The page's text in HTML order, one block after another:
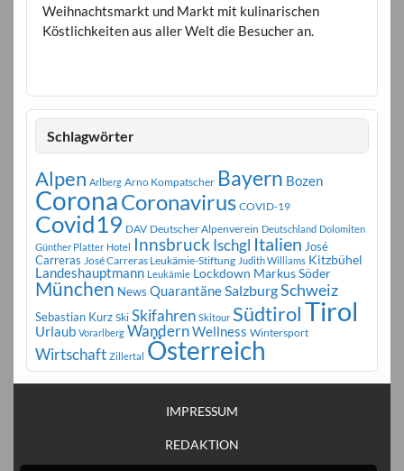
Weihnachtsmarkt und Markt mit kulinarischen
Köstlichkeiten aus aller Welt die Besucher an.
Schlagwörter
Alpen Arlberg Arno Kompatscher Bayern Bozen
CoronaCoronavirus COVID-19
Covid19 DAV Deutscher Alpenverein Deutschland Dolomiten
Günther Platter Hotel Innsbruck Ischgl Italien José
Carreras José Carreras Leukämie-Stiftung Judith Williams Kitzbühel
Landeshauptmann Leukämie Lockdown Markus Söder
München News Quarantäne SalzburgSchweiz
Sebastian Kurz Ski Skifahren Skitour SüdtirolTirol
Urlaub Vorarlberg WandernWellness Wintersport
Wirtschaft Zillertal Österreich
IMPRESSUM
REDAKTION